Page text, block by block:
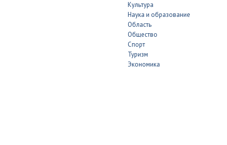
Культура
Наука и образование
Область
Общество
Спорт
Туризм
Экономика